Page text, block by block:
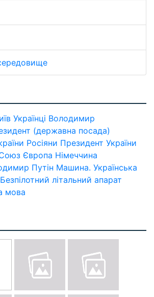
Українці Володимир
(державна посада)
Росіяни Президент України
Європа Німеччина
Путін Машина. Українська
Безпілотний літальний апарат
мова